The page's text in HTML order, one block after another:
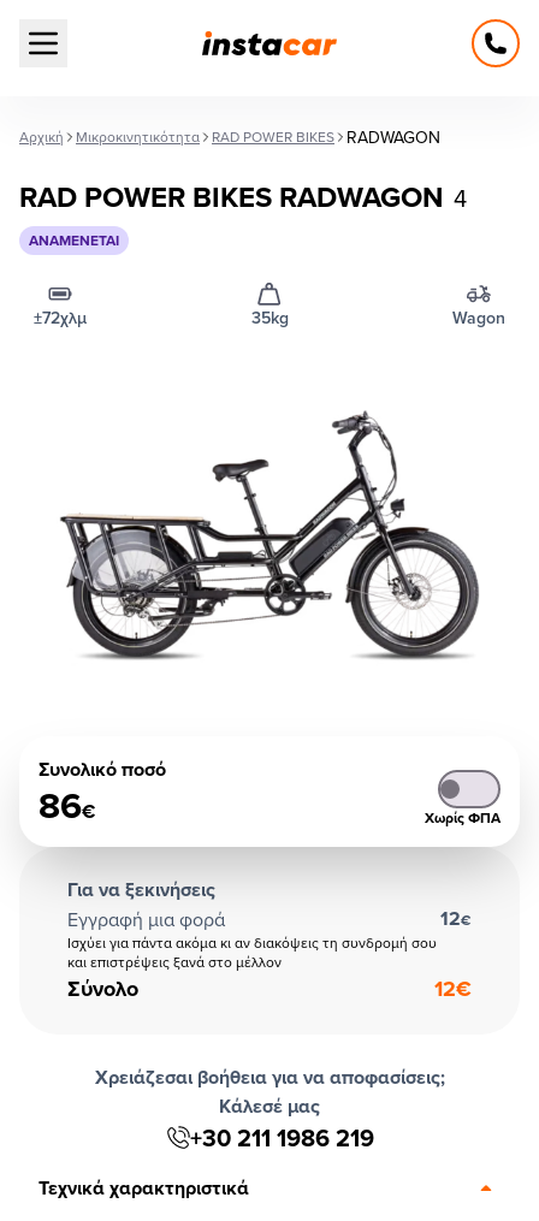
Open main menu
Αρχική Μικροκινητικότητα RAD POWER BIKES RADWAGON
RAD POWER BIKES RADWAGON 4
ΑΝΑΜΈΝΕΤΑΙ
±72χλμ 35kg Wagon
Συνολικό ποσό
86€ Χωρίς ΦΠΑ
Για να ξεκινήσεις
Εγγραφή μια φορά
Ισχύει για πάντα ακόμα κι αν διακόψεις τη συνδρομή σου
και επιστρέψεις ξανά στο μέλλον
12€
Σύνολο 12€
Χρειάζεσαι βοήθεια για να αποφασίσεις;
Κάλεσέ μας
+30 211 1986 219
Τεχνικά χαρακτηριστικά